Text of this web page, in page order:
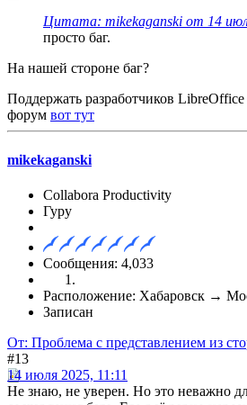
Цитата: mikekaganski от 14
просто баг.
На нашей стороне баг?
Поддержать разработчиков LibreOffice
форум вот тут
mikekaganski
Collabora Productivity
Гуру
Сообщения: 4,033
Расположение: Хабаровск →
Записан
От: Проблема с представлением из
#13
14 июля 2025, 11:11
Не знаю, не уверен. Но это неважно